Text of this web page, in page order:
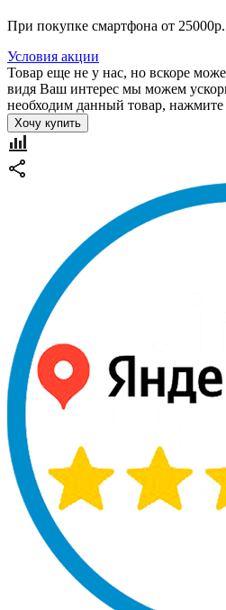
При покупке смартфона от 25000р.
Условия акции
Товар еще не у нас, но вскоре
видя Ваш интерес мы можем
необходим данный товар,
Хочу купить